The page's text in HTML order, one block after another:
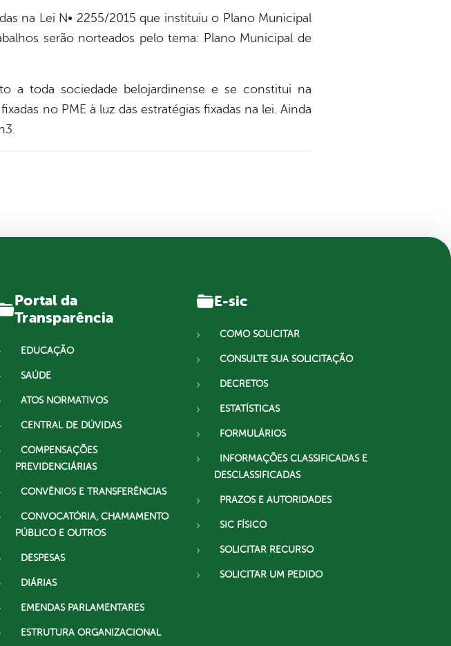
na Lei N• 2255/2015 que instituiu o Plano Municipal
serão norteados pelo tema: Plano Municipal de
a toda sociedade belojardinense e se constitui na
no PME à luz das estratégias fixadas na lei. Ainda
Portal da
Transparência
EDUCAÇÃO
SAÚDE
ATOS NORMATIVOS
CENTRAL DE DÚVIDAS
COMPENSAÇÕES
PREVIDENCIÁRIAS
CONVÊNIOS E TRANSFERÊNCIAS
CONVOCATÓRIA, CHAMAMENTO
PÚBLICO E OUTROS
DESPESAS
DIÁRIAS
EMENDAS PARLAMENTARES
ESTRUTURA ORGANIZACIONAL
E-sic
COMO SOLICITAR
CONSULTE SUA SOLICITAÇÃO
DECRETOS
ESTATÍSTICAS
FORMULÁRIOS
INFORMAÇÕES CLASSIFICADAS E
DESCLASSIFICADAS
PRAZOS E AUTORIDADES
SIC FÍSICO
SOLICITAR RECURSO
SOLICITAR UM PEDIDO